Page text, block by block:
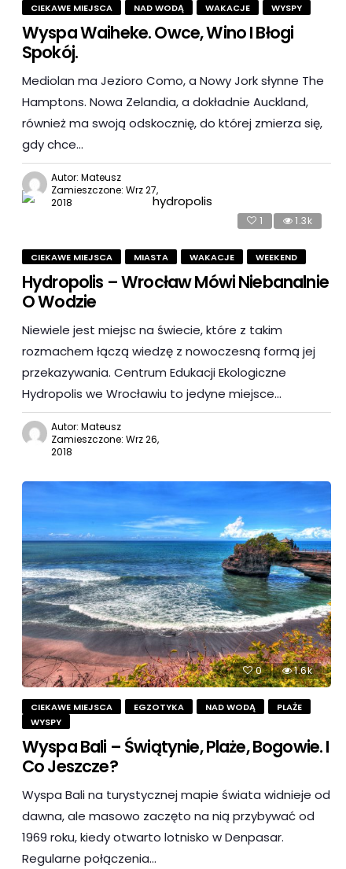
CIEKAWE MIEJSCA NAD WODĄ WAKACJE WYSPY
Wyspa Waiheke. Owce, Wino I Błogi
Spokój.
Mediolan ma Jezioro Como, a Nowy Jork słynne The
Hamptons. Nowa Zelandia, a dokładnie Auckland,
również ma swoją odskocznię, do której zmierza się,
gdy chce…
Autor: Mateusz
Zamieszczone: Wrz 27,
2018
1
1.3k
CIEKAWE MIEJSCA MIASTA WAKACJE WEEKEND
Hydropolis – Wrocław Mówi Niebanalnie
O Wodzie
Niewiele jest miejsc na świecie, które z takim
rozmachem łączą wiedzę z nowoczesną formą jej
przekazywania. Centrum Edukacji Ekologiczne
Hydropolis we Wrocławiu to jedyne miejsce…
Autor: Mateusz
Zamieszczone: Wrz 26,
2018
0 1.6k
CIEKAWE MIEJSCA EGZOTYKA NAD WODĄ
PLAŻE
WYSPY
Wyspa Bali – Świątynie, Plaże, Bogowie. I
Co Jeszcze?
Wyspa Bali na turystycznej mapie świata widnieje od
dawna, ale masowo zaczęto na nią przybywać od
1969 roku, kiedy otwarto lotnisko w Denpasar.
Regularne połączenia…